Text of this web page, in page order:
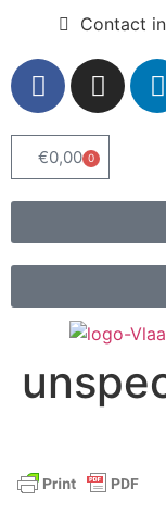
Contact
€0,00 0